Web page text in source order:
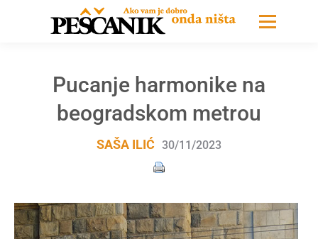
Pucanje harmonike na
beogradskom metrou
SAŠA ILIĆ 30/11/2023